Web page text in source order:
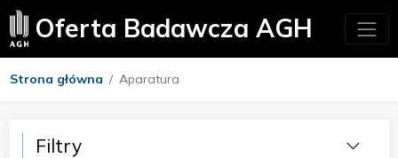
Oferta Badawcza AGH
Strona główna Aparatura
Filtry